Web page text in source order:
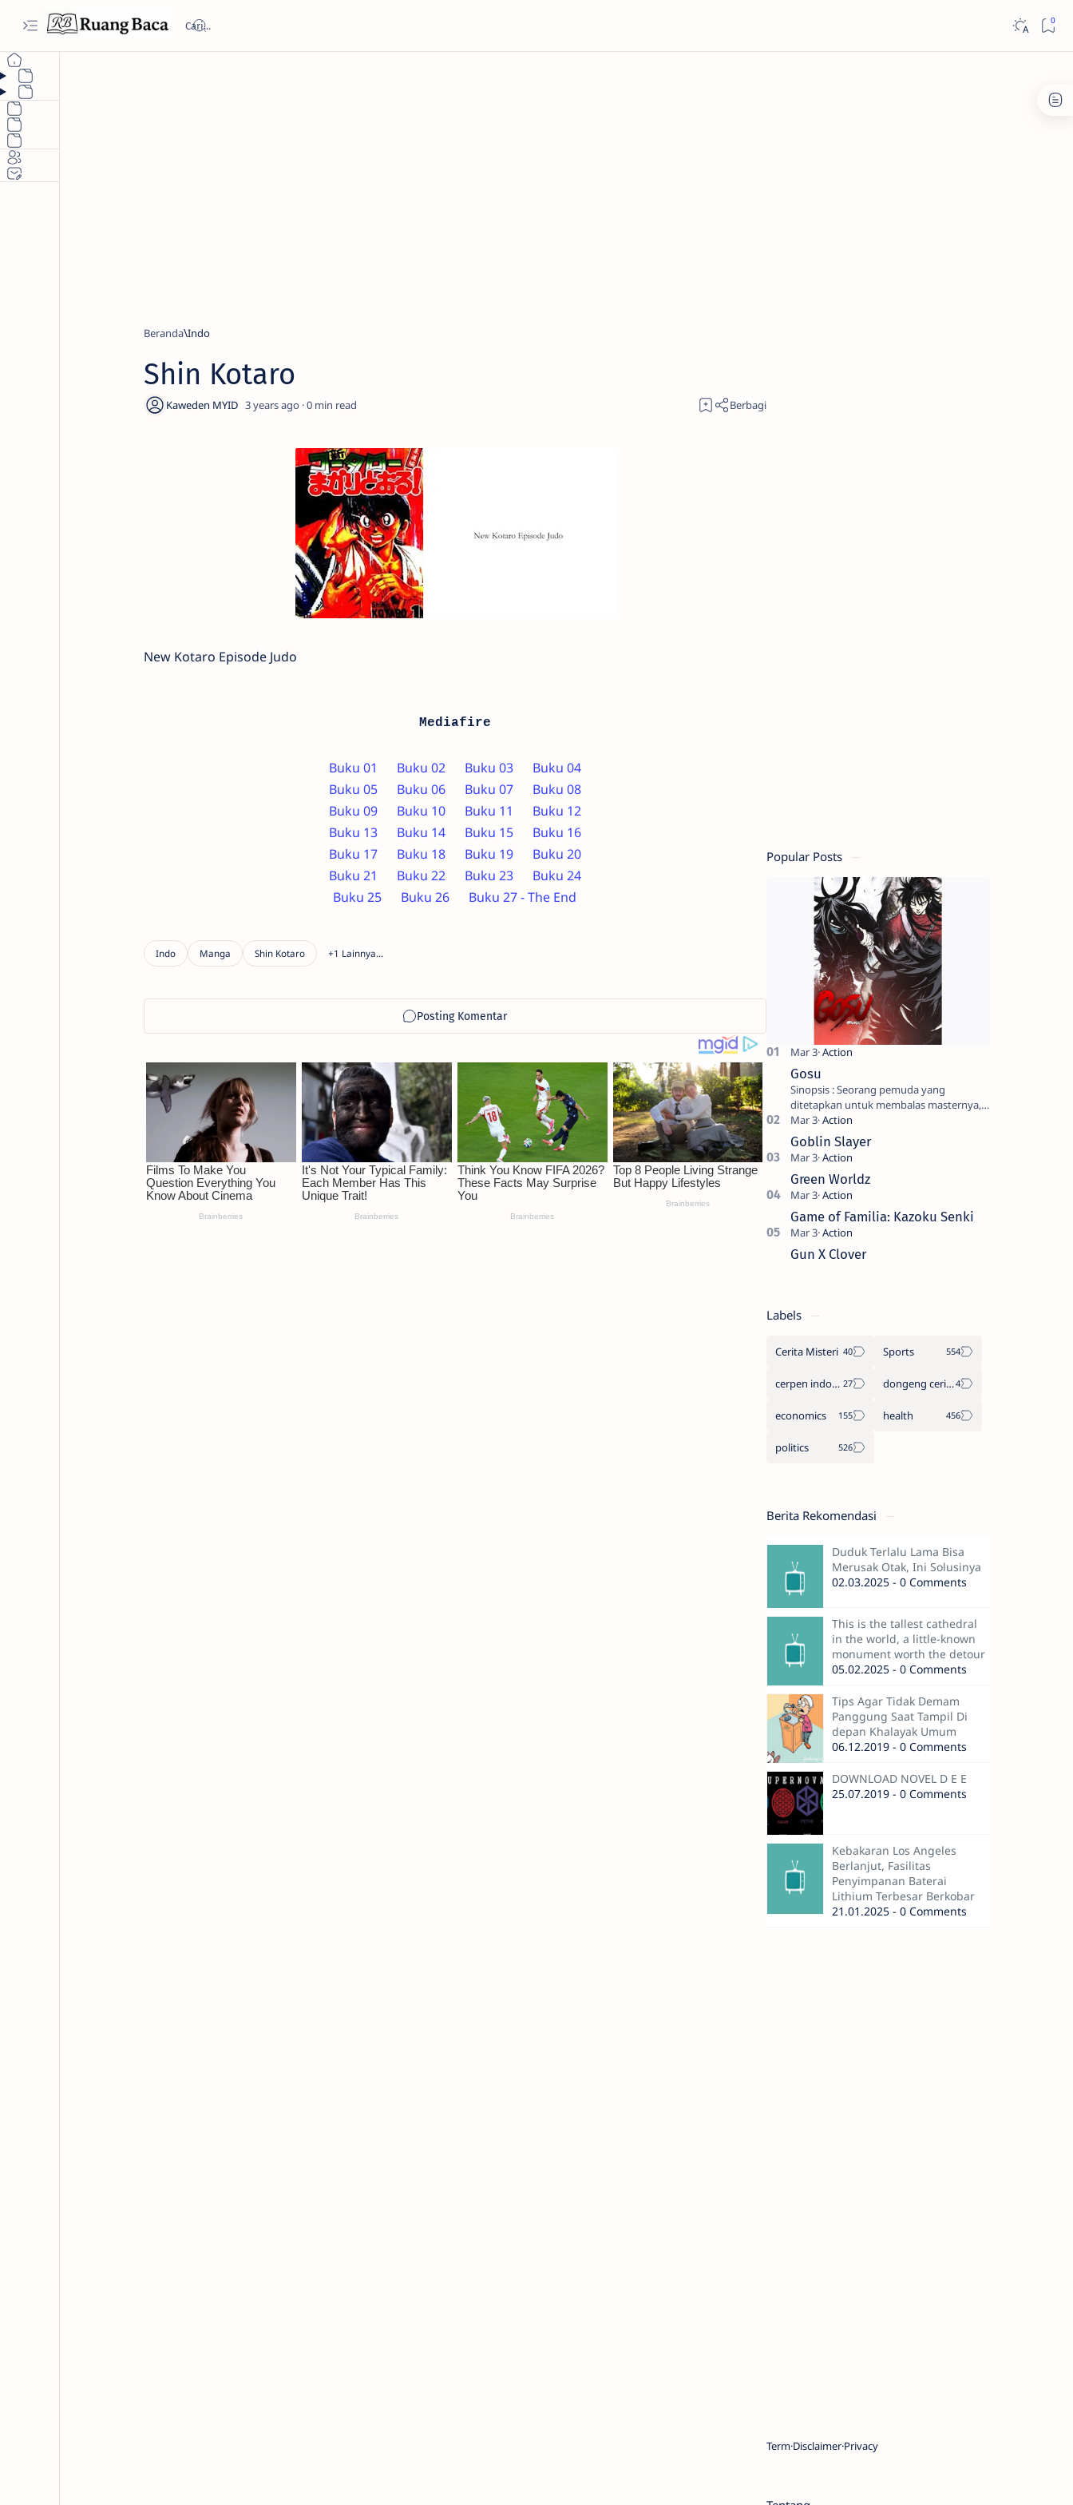
Beranda Indo
Shin Kotaro
3 years ago 0
New Kotaro Episode Judo
Mediafire
Buku 01 Buku 02 Buku 03
Buku 04
Buku 05
Buku 06 Buku 07
Buku 08
Buku 09
Buku 10 Buku 11
Buku 12
Buku 13
Buku 14 Buku 15
Buku 16
Buku 17
Buku 18 Buku 19
Buku 20
Buku 21
Buku 22 Buku 23
Buku 24
Buku 25
Buku 26 Buku 27 - The End
Popular Posts
Gosu
Sinopsis : Seorang pemuda yang
ditetapkan untuk membalas masternya,
seorang seniman bela diri kuat sekali
yang dikhianati oleh anak buahn…
Goblin Slayer
Green Worldz
Game of Familia: Kazoku Senki
Gun X Clover
Labels
Cerita Misteri Sports
cerpen indonesia dongeng cerita legenda
economics health
politics
Berita Rekomendasi
Duduk Terlalu Lama Bisa
Merusak Otak, Ini Solusinya
02.03.2025 - 0 Comments
This is the tallest cathedral
in the world, a little-known
monument worth the detour
05.02.2025 - 0 Comments
Tips Agar Tidak Demam
Panggung Saat Tampil Di
depan Khalayak Umum
06.12.2019 - 0 Comments
DOWNLOAD NOVEL D E E
25.07.2019 - 0 Comments
Kebakaran Los Angeles
Berlanjut, Fasilitas
Penyimpanan Baterai
Lithium Terbesar Berkobar
21.01.2025 - 0 Comments
TermDisclaimerPrivacy